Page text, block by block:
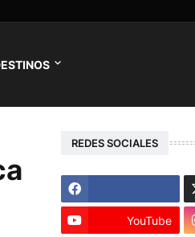
REDES SOCIALES
YouTube